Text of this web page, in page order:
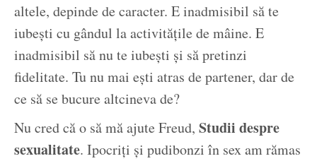
altele, depinde de caracter. E inadmisibil să te
iubești cu gândul la activitățile de mâine. E
inadmisibil să nu te iubești și să pretinzi
fidelitate. Tu nu mai ești atras de partener, dar de
ce să se bucure altcineva de?
Nu cred că o să mă ajute Freud, Studii despre
sexualitate. Ipocriți și pudibonzi în sex am rămas